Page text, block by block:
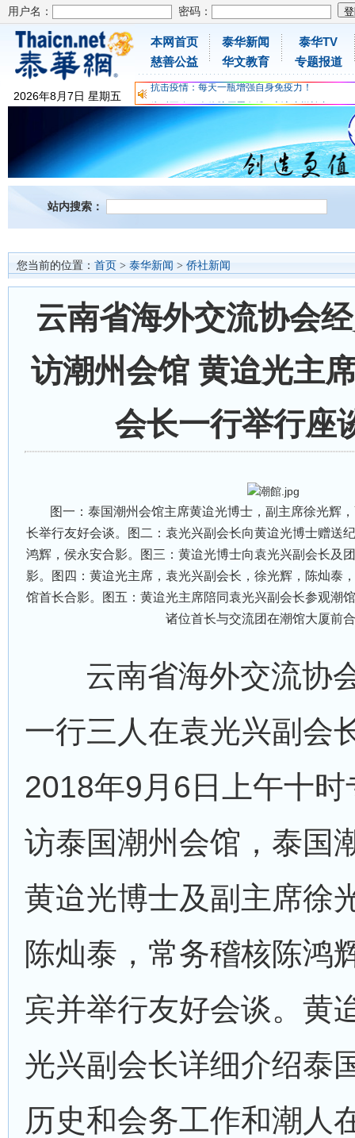
用户名： 密码：
2026年8月7日 星期五
本网首页
慈善公益
泰华新闻
华文教育
泰华TV
专题报道
为时不晚，人体胶原蛋白维C应该这样补充
关爱儿童健康，免费领取日本原装尤妮佳超立体
抗击疫情：每天一瓶增强自身免疫力！
为时不晚，人体胶原蛋白维C应该这样补充
关爱儿童健康，免费领取日本原装尤妮佳超立体
抗击疫情：每天一瓶增强自身免疫力！
站内搜索：
您当前的位置： 首页 > 泰华新闻 > 侨社新闻
云南省海外交流协会
访潮州会馆 黄迨光主
会长一行举行座
图一：泰国潮州会馆主席黄迨光博士，副主席徐光辉，
长举行友好会谈。图二：袁光兴副会长向黄迨光博士赠送
鸿辉，侯永安合影。图三：黄迨光博士向袁光兴副会长及
影。图四：黄迨光主席，袁光兴副会长，徐光辉，陈灿泰
馆首长合影。图五：黄迨光主席陪同袁光兴副会长参观潮
诸位首长与交流团在潮馆大厦前
云南省海外交流协
一行三人在袁光兴副会
2018年9月6日上午十
访泰国潮州会馆，泰国
黄迨光博士及副主席徐
陈灿泰，常务稽核陈鸿
宾并举行友好会谈。黄
光兴副会长详细介绍泰
历史和会务工作和潮人